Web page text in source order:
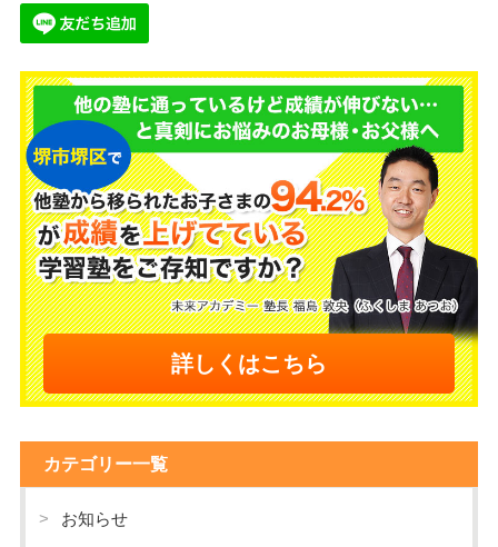
詳しくはこちら
カテゴリー一覧
お知らせ